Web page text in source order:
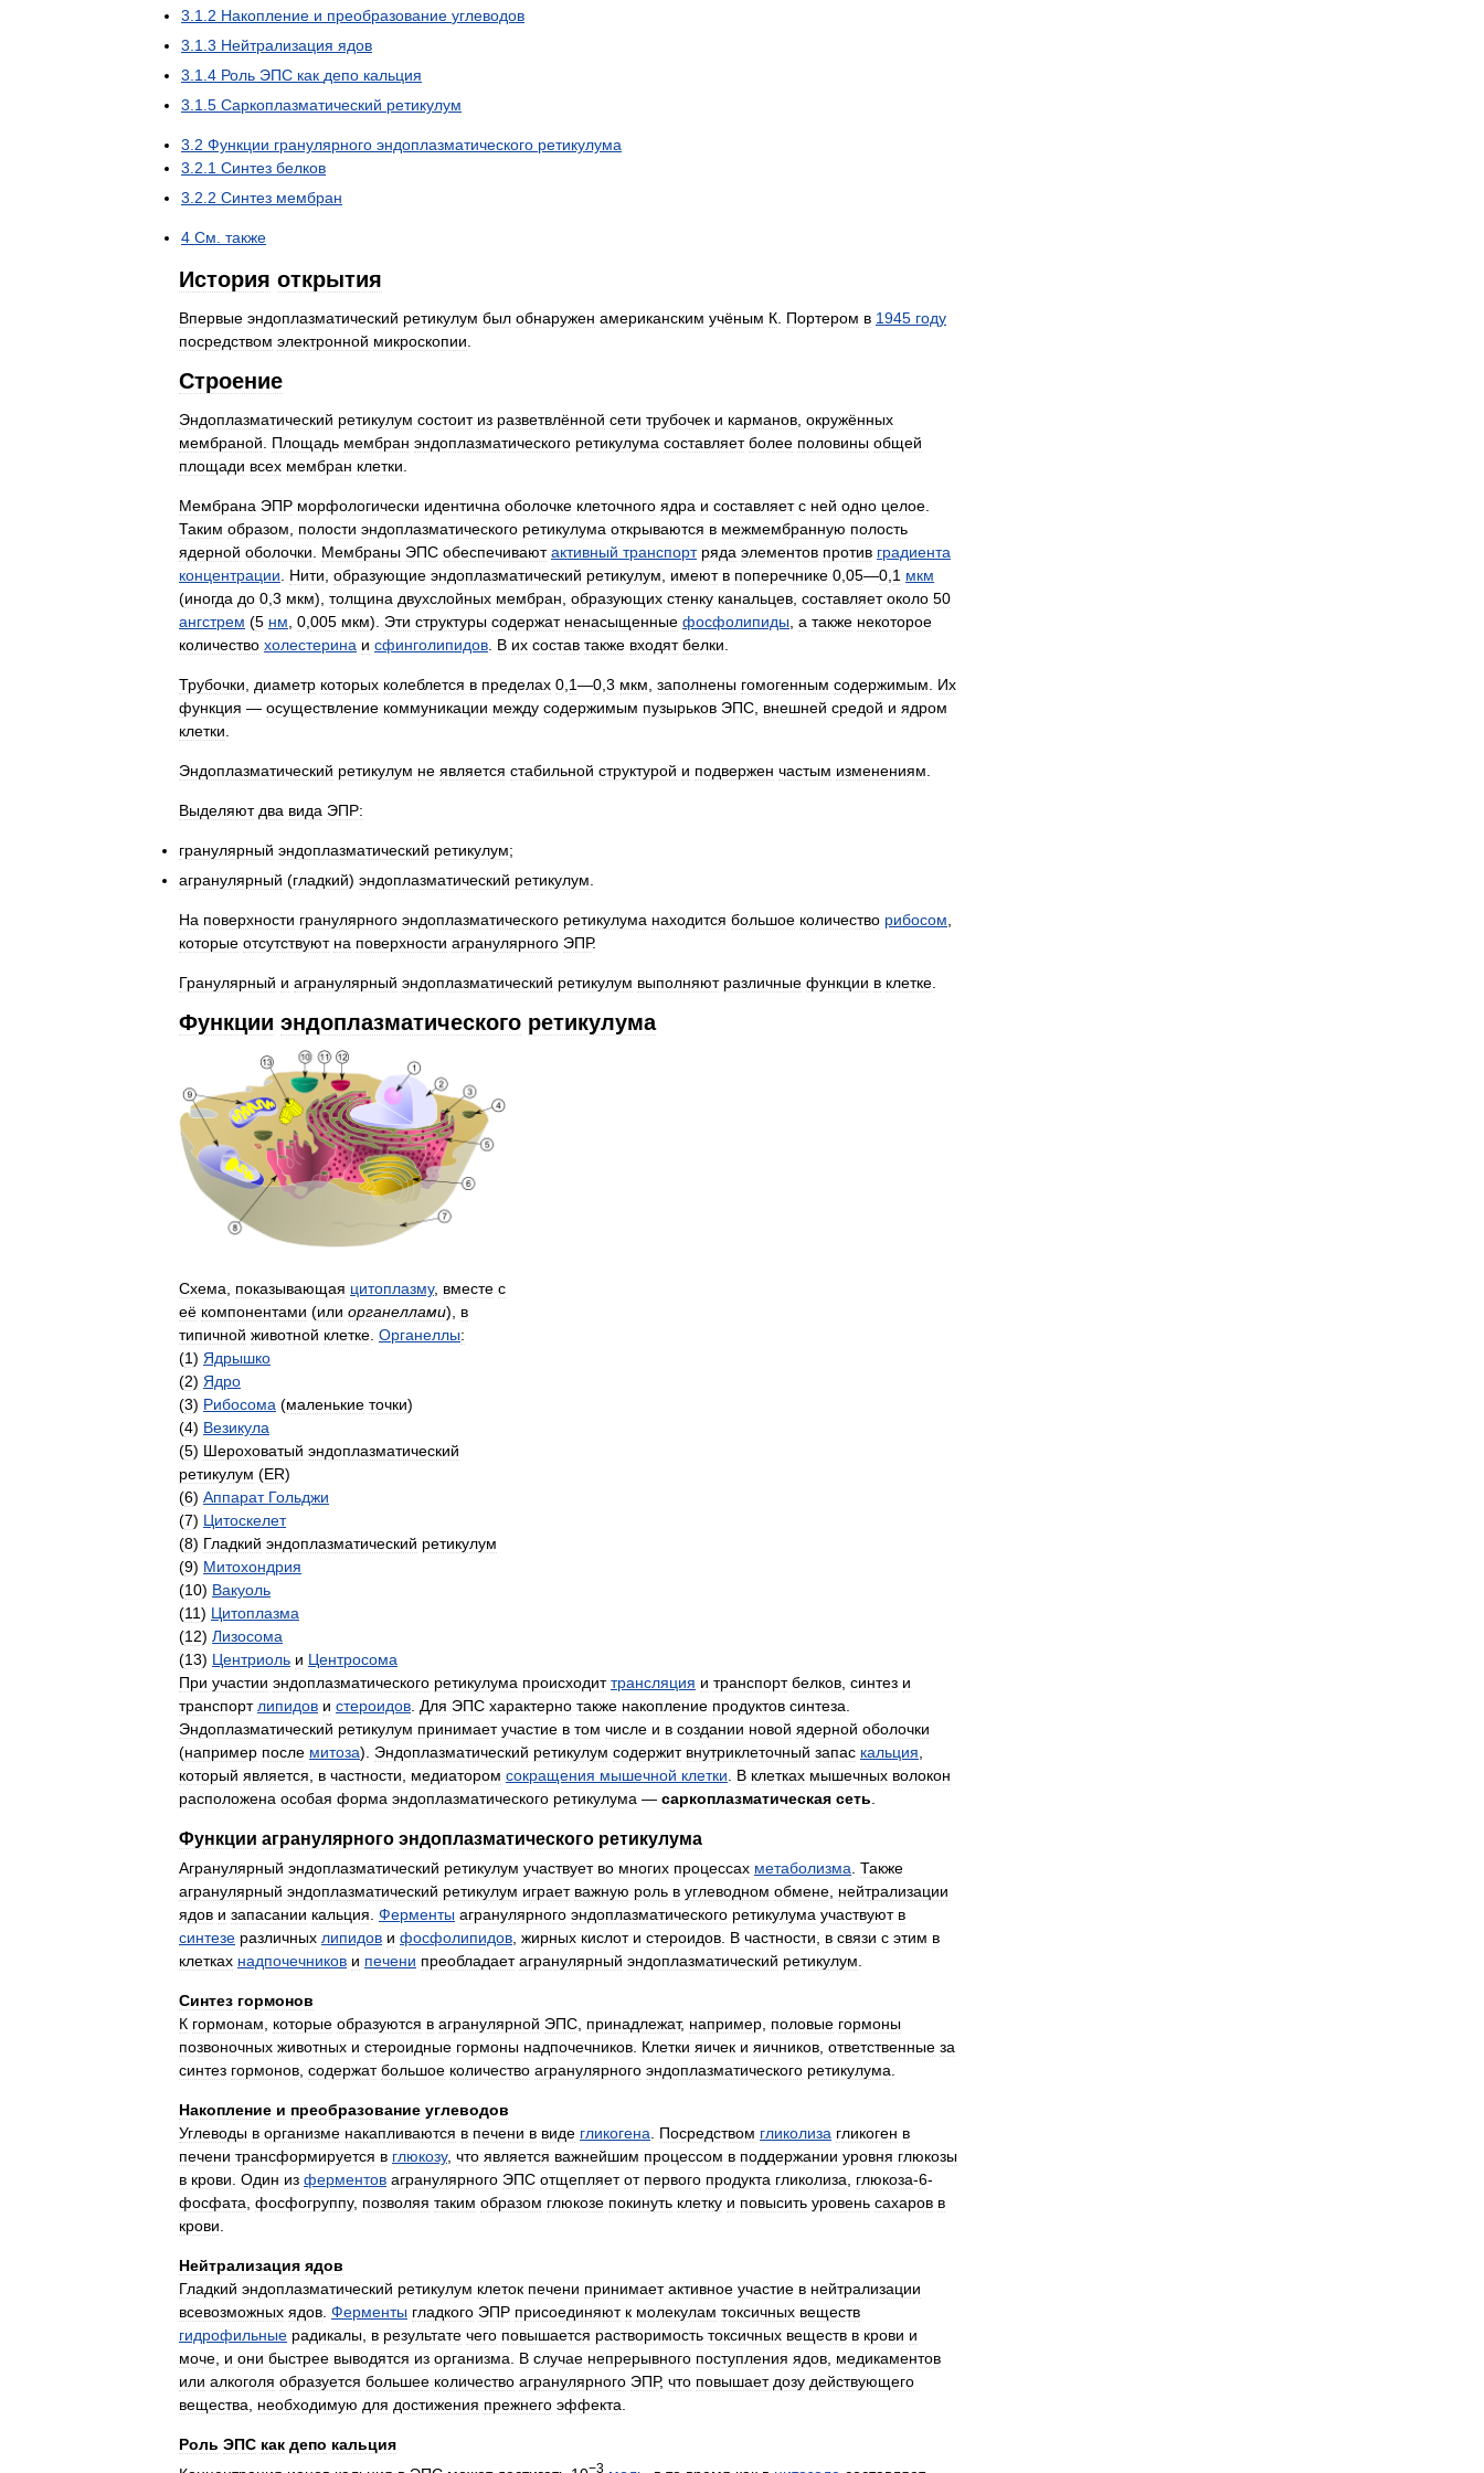
3 1 2 Накопление и преобразование углеводов
3 1 3 Нейтрализация ядов
3 1 4 Роль ЭПС как депо кальция
3 1 5 Саркоплазматический ретикулум
3 2 Функции гранулярного эндоплазматического ретикулума
3 2 1 Синтез белков
3 2 2 Синтез мембран
4 См также
История открытия
Впервые эндоплазматический ретикулум был обнаружен американским учёным К Портером в 1945 году
посредством электронной микроскопии
Строение
Эндоплазматический ретикулум состоит из разветвлённой сети трубочек и карманов окружённых
мембраной
Площадь мембран эндоплазматического ретикулума составляет более половины общей
площади всех мембран клетки
Мембрана ЭПР морфологически идентична оболочке клеточного ядра и составляет с ней одно целое
Таким образом полости эндоплазматического ретикулума открываются в межмембранную полость
ядерной оболочки Мембраны ЭПС обеспечивают активный транспорт ряда элементов против градиента
концентрации
Нити образующие эндоплазматический ретикулум имеют в поперечнике 0 05—0 1 мкм
(иногда до 0 3 мкм), толщина двухслойных мембран образующих стенку канальцев составляет около 50
ангстрем (5 нм 0 005 мкм). Эти структуры содержат ненасыщенные фосфолипиды а также некоторое
количество холестерина и сфинголипидов В их состав также входят белки
Трубочки диаметр которых колеблется в пределах 0 1—0 3 мкм заполнены гомогенным содержимым
Их
функция — осуществление коммуникации между содержимым пузырьков ЭПС внешней средой и ядром
клетки
Эндоплазматический ретикулум не является стабильной структурой и подвержен частым изменениям
Выделяют два вида ЭПР:
гранулярный эндоплазматический ретикулум;
агранулярный (гладкий) эндоплазматический ретикулум
На поверхности гранулярного эндоплазматического ретикулума находится большое количество рибосом
которые отсутствуют на поверхности агранулярного ЭПР.
Гранулярный и агранулярный эндоплазматический ретикулум выполняют различные функции в клетке
Функции эндоплазматического ретикулума
Схема, показывающая цитоплазму, вместе с
её компонентами (или органеллами), в
типичной животной клетке. Органеллы:
(1) Ядрышко
(2) Ядро
(3) Рибосома (маленькие точки)
(4) Везикула
(5) Шероховатый эндоплазматический
ретикулум (ER)
(6) Аппарат Гольджи
(7) Цитоскелет
(8) Гладкий эндоплазматический ретикулум
(9) Митохондрия
(10) Вакуоль
(11) Цитоплазма
(12) Лизосома
(13) Центриоль и Центросома
При участии эндоплазматического ретикулума происходит трансляция и транспорт белков, синтез и
транспорт липидов и стероидов. Для ЭПС характерно также накопление продуктов синтеза.
Эндоплазматический ретикулум принимает участие в том числе и в создании новой ядерной оболочки
(например после митоза). Эндоплазматический ретикулум содержит внутриклеточный запас кальция,
который является, в частности, медиатором сокращения мышечной клетки. В клетках мышечных волокон
расположена особая форма эндоплазматического ретикулума — саркоплазматическая сеть.
Функции агранулярного эндоплазматического ретикулума
Агранулярный эндоплазматический ретикулум участвует во многих процессах метаболизма. Также
агранулярный эндоплазматический ретикулум играет важную роль в углеводном обмене, нейтрализации
ядов и запасании кальция. Ферменты агранулярного эндоплазматического ретикулума участвуют в
синтезе различных липидов и фосфолипидов, жирных кислот и стероидов. В частности, в связи с этим в
клетках надпочечников и печени преобладает агранулярный эндоплазматический ретикулум.
Синтез гормонов
К гормонам, которые образуются в агранулярной ЭПС, принадлежат, например, половые гормоны
позвоночных животных и стероидные гормоны надпочечников. Клетки яичек и яичников, ответственные за
синтез гормонов, содержат большое количество агранулярного эндоплазматического ретикулума.
Накопление и преобразование углеводов
Углеводы в организме накапливаются в печени в виде гликогена. Посредством гликолиза гликоген в
печени трансформируется в глюкозу, что является важнейшим процессом в поддержании уровня глюкозы
в крови. Один из ферментов агранулярного ЭПС отщепляет от первого продукта гликолиза, глюкоза-6-
фосфата, фосфогруппу, позволяя таким образом глюкозе покинуть клетку и повысить уровень сахаров в
крови.
Нейтрализация ядов
Гладкий эндоплазматический ретикулум клеток печени принимает активное участие в нейтрализации
всевозможных ядов. Ферменты гладкого ЭПР присоединяют к молекулам токсичных веществ
гидрофильные радикалы, в результате чего повышается растворимость токсичных веществ в крови и
моче, и они быстрее выводятся из организма. В случае непрерывного поступления ядов, медикаментов
или алкоголя образуется большее количество агранулярного ЭПР, что повышает дозу действующего
вещества, необходимую для достижения прежнего эффекта.
Роль ЭПС как депо кальция
−3